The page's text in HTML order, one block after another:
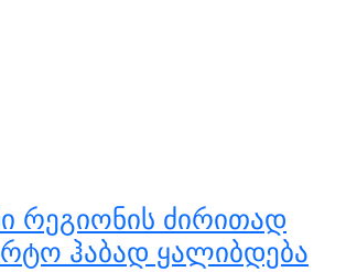
რეგიონის ძირითად
ჰაბად ყალიბდება